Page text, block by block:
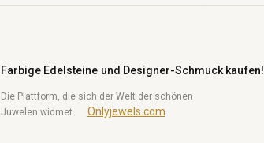
Farbige Edelsteine und Designer-Schmuck kaufen!
Die Plattform, die sich der Welt der schönen
Juwelen widmet.
Onlyjewels.com